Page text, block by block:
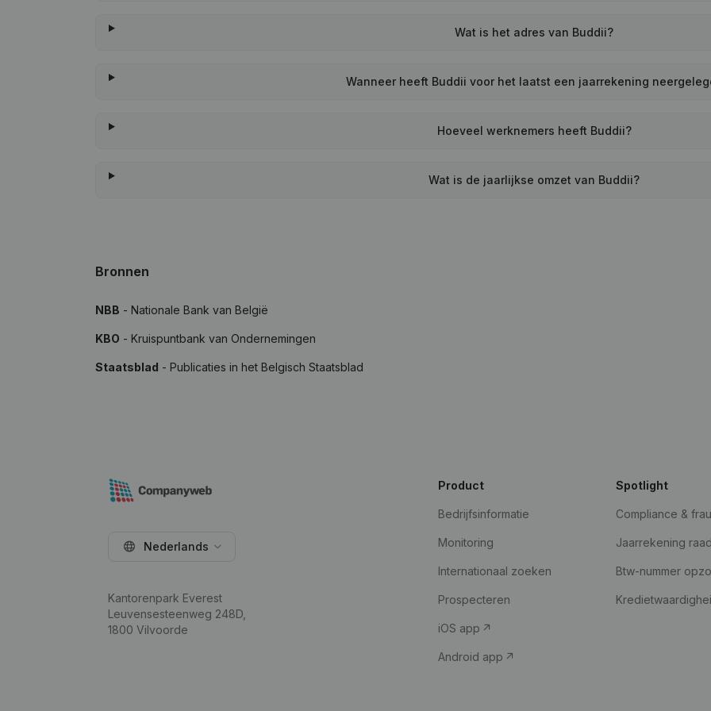
Wat is het adres van Buddii?
Wanneer heeft Buddii voor het laatst een jaarrekening
Hoeveel werknemers heeft Buddii?
Wat is de jaarlijkse omzet van Buddii?
Bronnen
NBB - Nationale Bank van België
KBO - Kruispuntbank van Ondernemingen
Staatsblad - Publicaties in het Belgisch Staatsblad
Nederlands
Kantorenpark Everest
Leuvensesteenweg 248D,
1800 Vilvoorde
Product
Bedrijfsinformatie
Monitoring
Internationaal zoeken
Prospecteren
iOS app
Android app
Spotlight
Compliance &
Jaarrekening
Btw-nummer